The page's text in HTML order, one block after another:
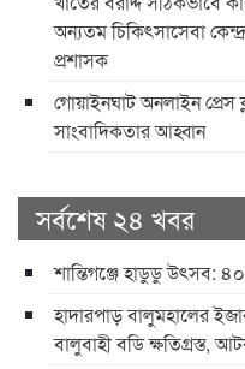
অন্যতম চিকিৎসাসেবা
প্রশাসক
​গোয়াইনঘাট অনলাইন প্রেস
সাংবাদিকতার আহ্বান
সর্বশেষ ২৪ খবর
শান্তিগঞ্জে হাডুডু উৎসব:
হাদারপাড় বালুমহালের
বালুবাহী বডি ক্ষতিগ্রস্ত,